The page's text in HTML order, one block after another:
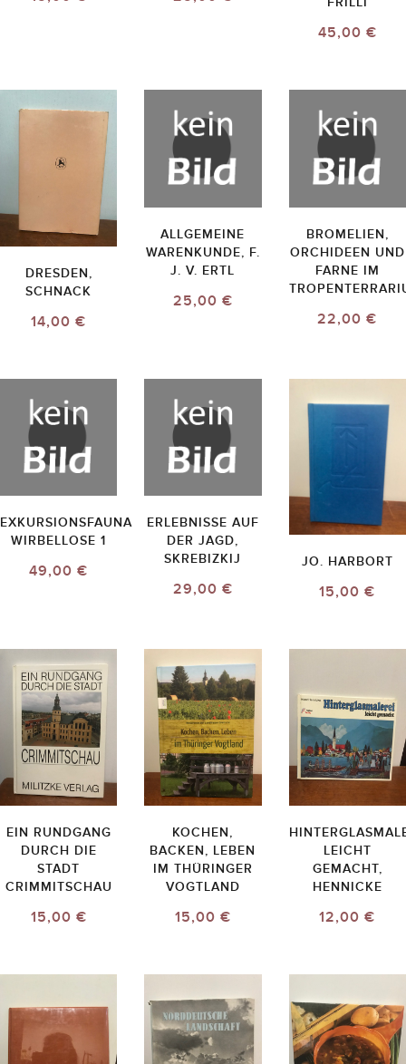
45,00 €
DRESDEN,
SCHNACK
14,00 €
ALLGEMEINE
WARENKUNDE, F.
J. V. ERTL
25,00 €
BROMELIEN,
ORCHIDEEN UND
FARNE IM
22,00 €
EXKURSIONSFAUNA
WIRBELLOSE 1
49,00 €
ERLEBNISSE AUF
DER JAGD,
SKREBIZKIJ
29,00 €
JO. HARBORT
15,00 €
EIN RUNDGANG
DURCH DIE
STADT
CRIMMITSCHAU
15,00 €
KOCHEN,
BACKEN, LEBEN
IM THÜRINGER
VOGTLAND
15,00 €
LEICHT
GEMACHT,
HENNICKE
12,00 €